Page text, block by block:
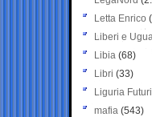
Letta Enrico
Liberi e
Libia (68)
Libri (33)
Liguria
mafia (543)